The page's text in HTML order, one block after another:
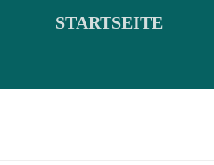
STARTSEITE